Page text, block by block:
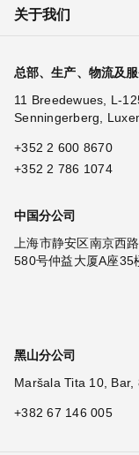
关于我们
总部、生产、物流及
11 Breedewues, L-
Senningerberg,
+352 2 600 8670
+352 2 786 1074
中国分公司
上海市静安区南京
580号仲益大厦A座35
黑山分公司
Maršala Tita 10, Bar,
+382 67 146 005